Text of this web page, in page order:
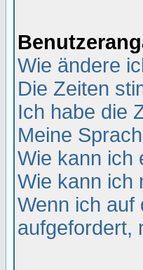
Wie ändere
Die Zeiten
Ich habe die
Meine
Wie kann ich
Wie kann ich
Wenn ich auf
aufgefordert,